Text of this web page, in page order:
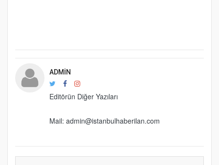
ADMIN
Editörün Diğer Yazıları
Mail: admin@istanbulhaberilan.com